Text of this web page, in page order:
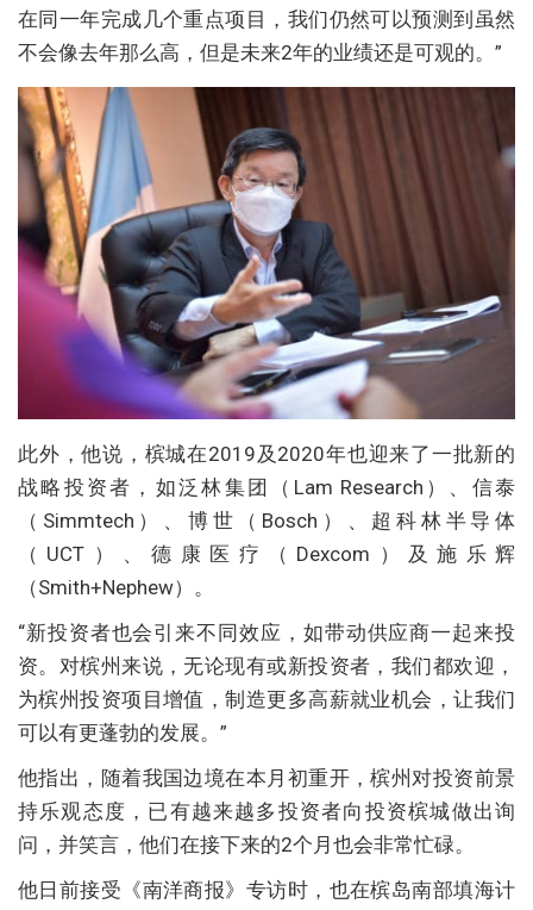
在同一年完成几个重点项目，我们仍然可以预测到虽然
不会像去年那么高，但是未来2年的业绩还是可观的。”
此外，他说，槟城在2019及2020年也迎来了一批新的
战略投资者，如泛林集团（Lam Research）、信泰
（Simmtech）、博世（Bosch）、超科林半导体
（UCT）、德康医疗（Dexcom）及施乐辉
（Smith+Nephew）。
“新投资者也会引来不同效应，如带动供应商一起来投
资。对槟州来说，无论现有或新投资者，我们都欢迎，
为槟州投资项目增值，制造更多高薪就业机会，让我们
可以有更蓬勃的发展。”
他指出，随着我国边境在本月初重开，槟州对投资前景
持乐观态度，已有越来越多投资者向投资槟城做出询
问，并笑言，他们在接下来的2个月也会非常忙碌。
他日前接受《南洋商报》专访时，也在槟岛南部填海计